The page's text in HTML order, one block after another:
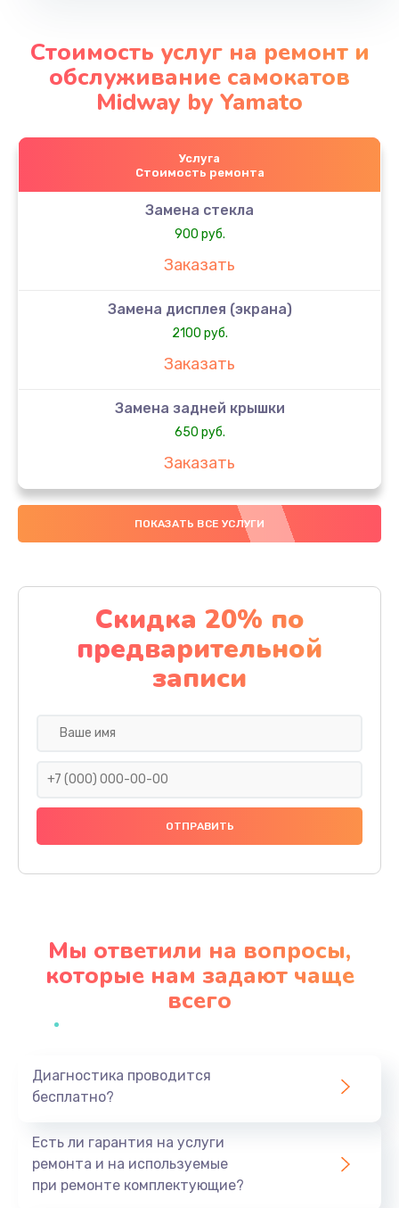
Стоимость услуг на ремонт и
обслуживание самокатов
Midway by Yamato
Услуга
Стоимость ремонта
Замена стекла
900 руб.
Заказать
Замена дисплея (экрана)
2100 руб.
Заказать
Замена задней крышки
650 руб.
Заказать
Замена аккумулятора
4000 руб.
Замена материнской платы
1100 руб.
Заказать
Замена праймера
1000 руб.
Заказать
Профилактическая чистка
Заказать
ПОКАЗАТЬ ВСЕ УСЛУГИ
Скидка 20% по
предварительной
записи
Мы ответили на вопросы,
которые нам задают чаще
всего
Диагностика проводится
бесплатно?
Есть ли гарантия на услуги
ремонта и на используемые
при ремонте комплектующие?